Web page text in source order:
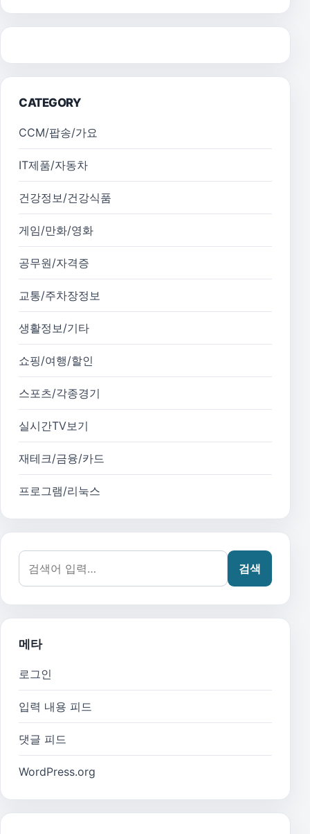
CATEGORY
CCM/팝송/가요
IT제품/자동차
건강정보/건강식품
게임/만화/영화
공무원/자격증
교통/주차장정보
생활정보/기타
쇼핑/여행/할인
스포츠/각종경기
실시간TV보기
재테크/금융/카드
프로그램/리눅스
검색어:
검색
메타
로그인
입력 내용 피드
댓글 피드
WordPress.org